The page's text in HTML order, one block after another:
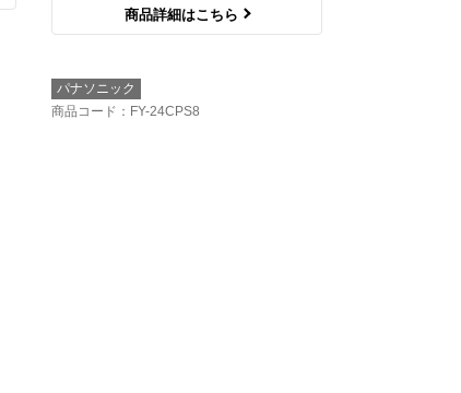
商品詳細はこちら
パナソニック
商品コード ：FY-24CPS8